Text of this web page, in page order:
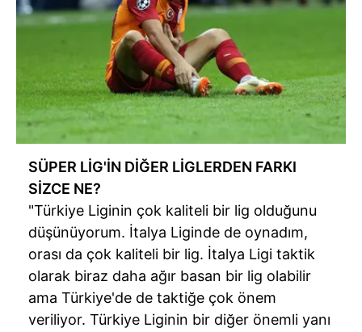
SÜPER LİG'İN DİĞER LİGLERDEN FARKI
SİZCE NE?
"Türkiye Liginin çok kaliteli bir lig olduğunu
düşünüyorum. İtalya Liginde de oynadım,
orası da çok kaliteli bir lig. İtalya Ligi taktik
olarak biraz daha ağır basan bir lig olabilir
ama Türkiye'de de taktiğe çok önem
veriliyor. Türkiye Liginin bir diğer önemli yanı